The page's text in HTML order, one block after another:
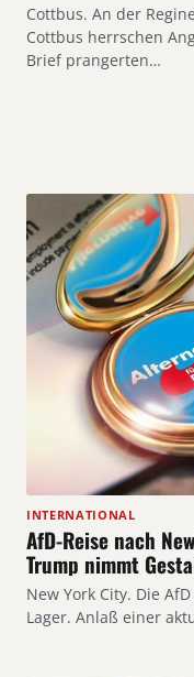
Cottbus. An der
Cottbus herrschen
Brief prangerten…
INTERNATIONAL
AfD-Reise nach
Trump nimmt
New York City. Die
Lager. Anlaß einer